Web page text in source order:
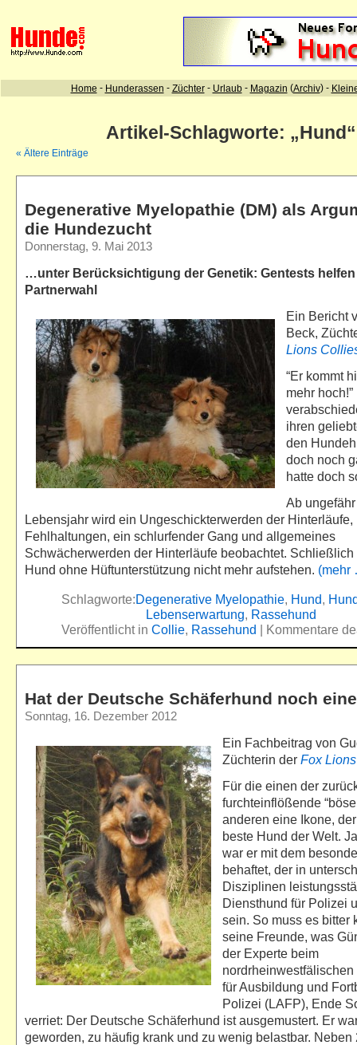
Artikel-Schlagworte: „Hund“
« Ältere Einträge
Degenerative Myelopathie (DM) als
die Hundezucht
Donnerstag, 9. Mai 2013
…unter Berücksichtigung der Genetik: Gentests
Partnerwahl
Ein Bericht
Beck,
Lions
“Er kommt
mehr
ihren
den
doch noch
hatte doch
Ab
Lebensjahr wird ein Ungeschickterwerden der Hinterläufe,
Fehlhaltungen, ein schlurfender Gang und allgemeines
Schwächerwerden der Hinterläufe beobachtet. Schließlich
Hund ohne Hüftunterstützung nicht mehr aufstehen.
Schlagworte:Degenerative Myelopathie, Hund,
Lebenserwartung, Rassehund
Veröffentlicht in Collie, Rassehund | Kommentare
Hat der Deutsche Schäferhund noch
Sonntag, 16. Dezember 2012
Ein Fachbeitrag von
Züchterin der Fox
Für die einen der
furchteinflößende
anderen eine Ikone,
beste Hund der Welt.
war er mit dem
behaftet, der in
Disziplinen
Diensthund für Polizei
sein. So muss es bitter
seine Freunde, was
der Experte beim
für Ausbildung und
Polizei (LAFP), Ende
verriet: Der Deutsche Schäferhund ist ausgemustert. Er
geworden, zu häufig krank und zu wenig belastbar. Neben